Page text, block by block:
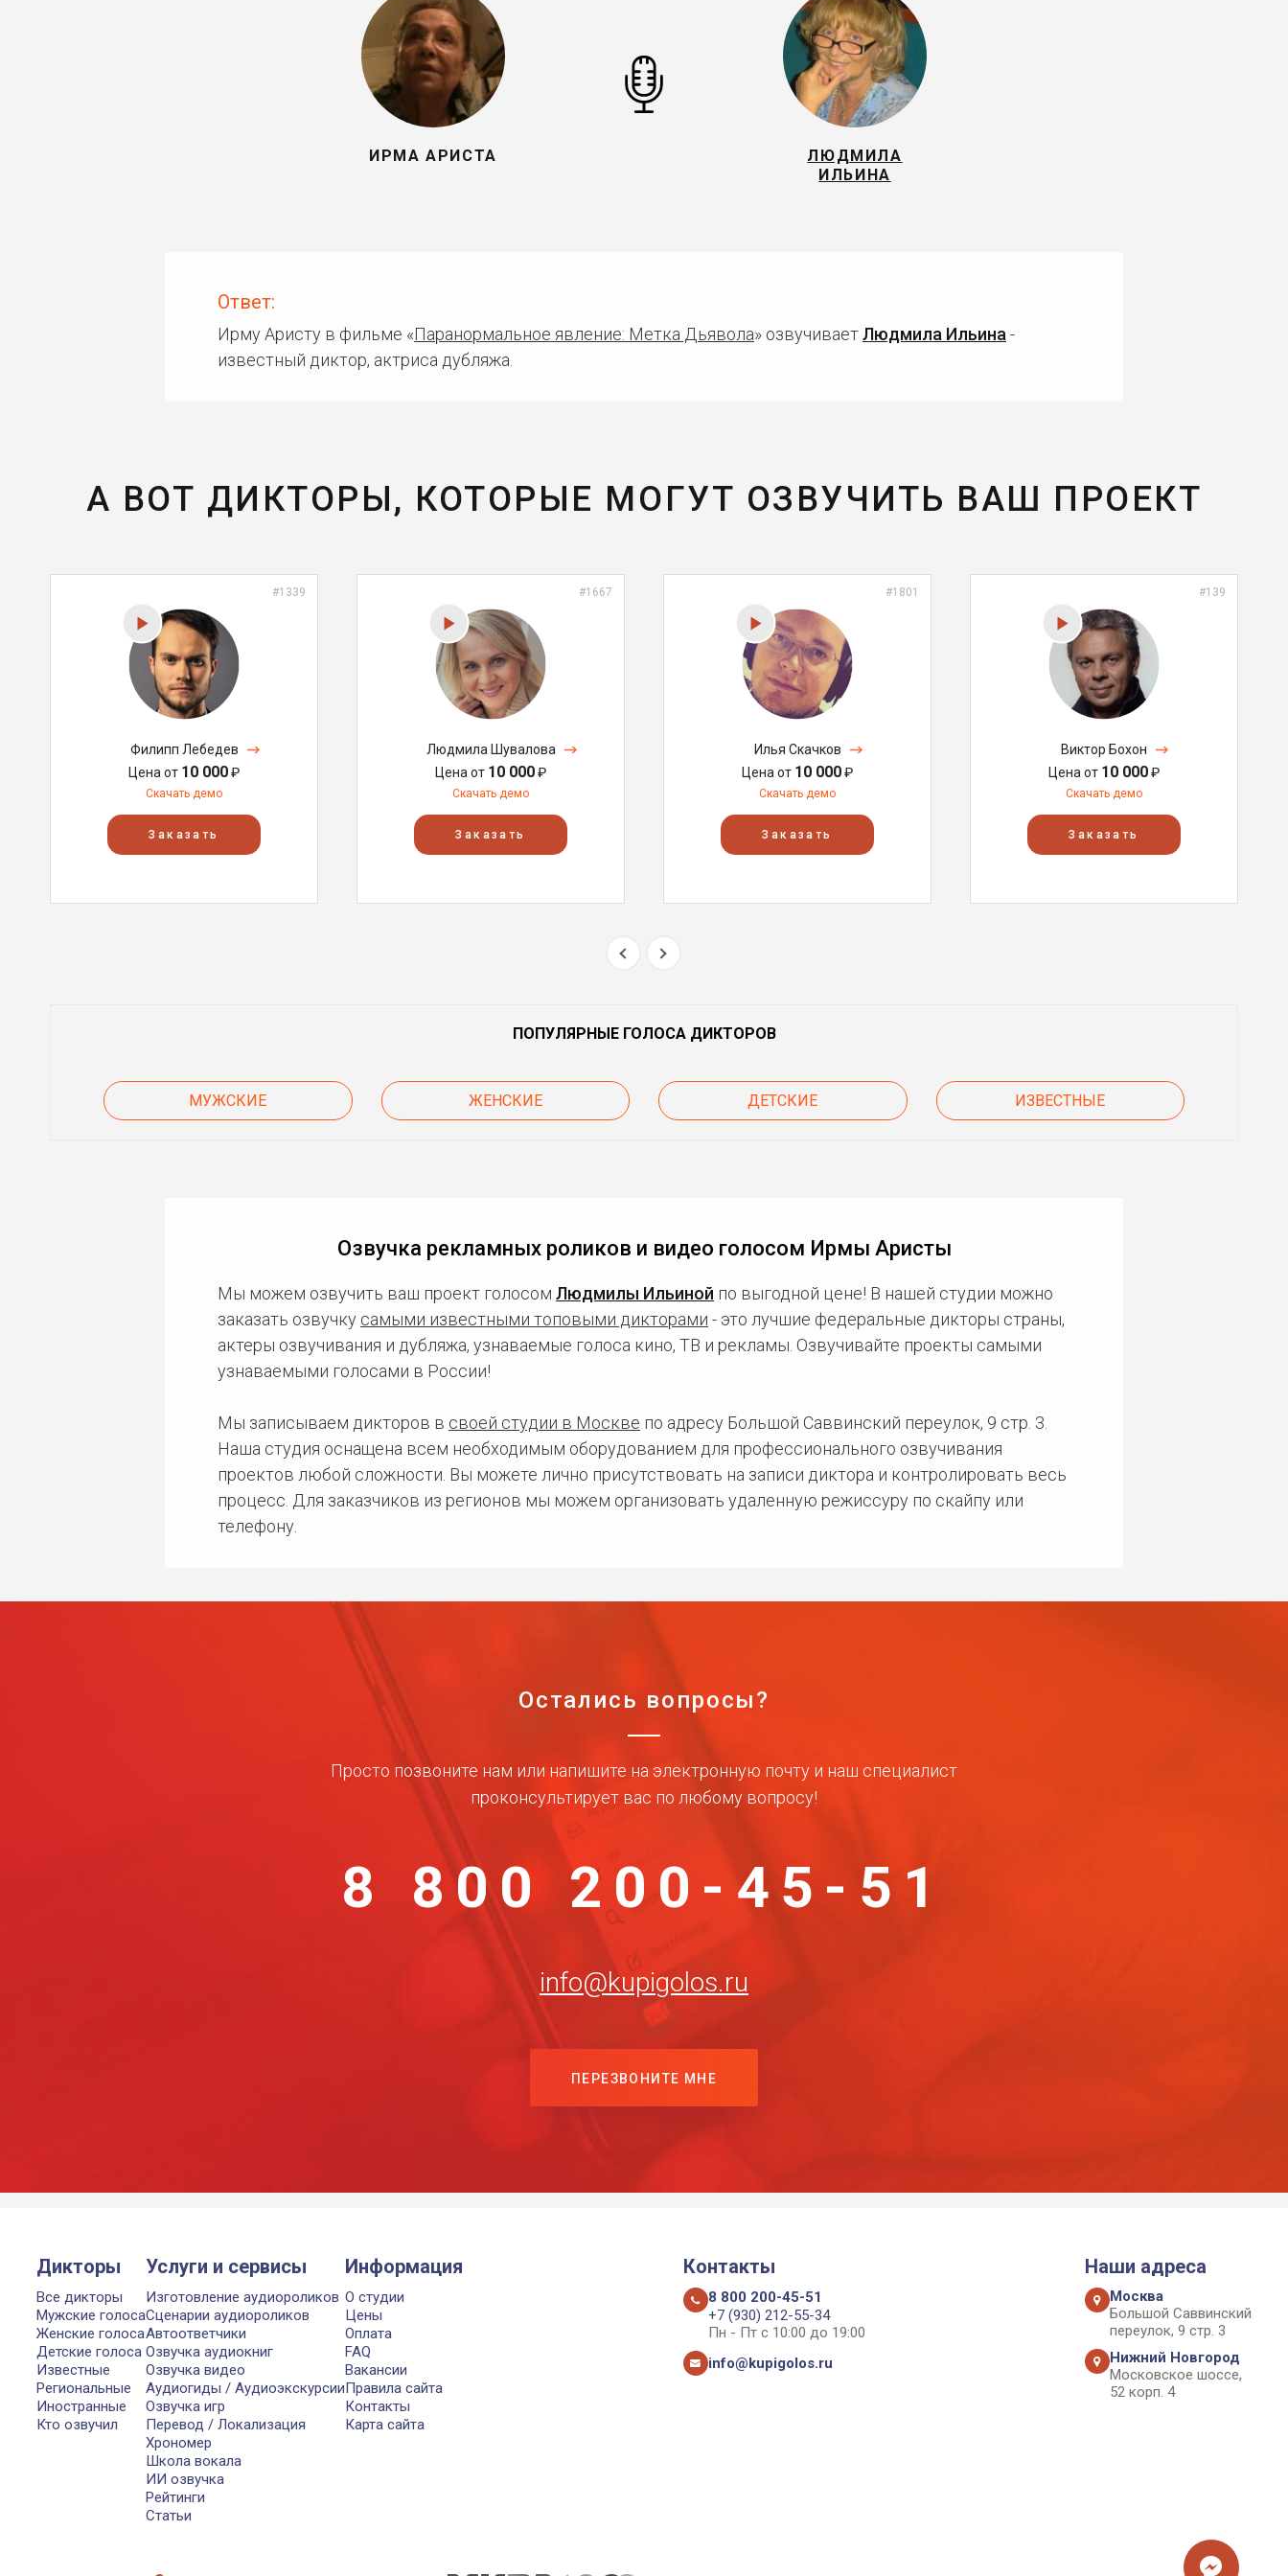
ИРМА АРИСТА
ЛЮДМИЛА
ИЛЬИНА
Ответ:
Ирму Аристу в фильме «Паранормальное явление: Метка Дьявола» озвучиваетЛюдмила Ильина -
известный диктор, актриса дубляжа.
А ВОТ ДИКТОРЫ, КОТОРЫЕ МОГУТ ОЗВУЧИТЬ ВАШ ПРОЕКТ
#1339
Филипп Лебедев
Цена от 10 000₽
Скачать демо
Заказать
#1667
Людмила Шувалова
Цена от 10 000₽
Скачать демо
Заказать
#1801
Илья Скачков
Цена от 10 000₽
Скачать демо
Заказать
#139
Виктор Бохон
Цена от 10 000₽
Скачать демо
Заказать
ПОПУЛЯРНЫЕ ГОЛОСА ДИКТОРОВ
МУЖСКИЕ ЖЕНСКИЕ ДЕТСКИЕ ИЗВЕСТНЫЕ
Озвучка рекламных роликов и видео голосом Ирмы Аристы
Мы можем озвучить ваш проект голосом Людмилы Ильиной по выгодной цене! В нашей студии можно
заказать озвучку самыми известными топовыми дикторами - это лучшие федеральные дикторы страны,
актеры озвучивания и дубляжа, узнаваемые голоса кино, ТВ и рекламы. Озвучивайте проекты самыми
узнаваемыми голосами в России!
Мы записываем дикторов в своей студии в Москве по адресу Большой Саввинский переулок, 9 стр. 3.
Наша студия оснащена всем необходимым оборудованием для профессионального озвучивания
проектов любой сложности. Вы можете лично присутствовать на записи диктора и контролировать весь
процесс. Для заказчиков из регионов мы можем организовать удаленную режиссуру по скайпу или
телефону.
Остались вопросы?
Просто позвоните нам или напишите на электронную почту и наш специалист
проконсультирует вас по любому вопросу!
8 800 200-45-51
info@kupigolos.ru
ПЕРЕЗВОНИТЕ МНЕ
Дикторы
Все дикторы
Мужские голоса
Женские голоса
Детские голоса
Известные
Региональные
Иностранные
Кто озвучил
Услуги и сервисы
Изготовление аудиороликов
Сценарии аудиороликов
Автоответчики
Озвучка аудиокниг
Озвучка видео
Аудиогиды / Аудиоэкскурсии
Озвучка игр
Перевод / Локализация
Хрономер
Школа вокала
ИИ озвучка
Рейтинги
Статьи
Информация
О студии
Цены
Оплата
FAQ
Вакансии
Правила сайта
Контакты
Карта сайта
Контакты
8 800 200-45-51
+7 (930) 212-55-34
Пн - Пт с 10:00 до 19:00
info@kupigolos.ru
Наши адреса
Москва
Большой Саввинский
переулок, 9 стр. 3
Нижний Новгород
Московское шоссе,
52 корп. 4